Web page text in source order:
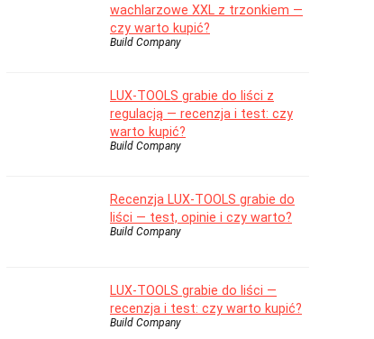
wachlarzowe XXL z trzonkiem —
czy warto kupić?
Build Company
LUX-TOOLS grabie do liści z
regulacją — recenzja i test: czy
warto kupić?
Build Company
Recenzja LUX-TOOLS grabie do
liści — test, opinie i czy warto?
Build Company
LUX-TOOLS grabie do liści —
recenzja i test: czy warto kupić?
Build Company